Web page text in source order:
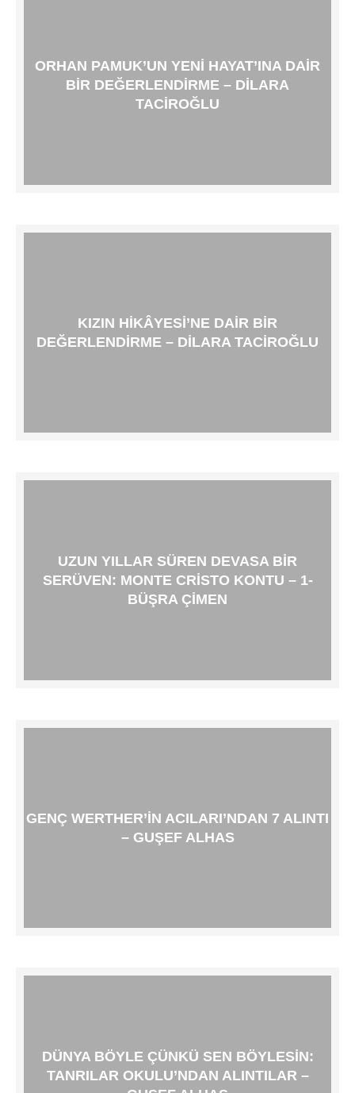
ORHAN PAMUK’UN YENI HAYAT’INA DAIR
BIR DEĞERLENDIRME – DILARA
TACIROĞLU
KIZIN HIKÂYESI’NE DAIR BIR
DEĞERLENDIRME – DILARA TACIROĞLU
UZUN YILLAR SÜREN DEVASA BIR
SERÜVEN: MONTE CRISTO KONTU – 1-
BÜŞRA ÇIMEN
GENÇ WERTHER’IN ACILARI’NDAN 7 ALINTI
– GUŞEF ALHAS
DÜNYA BÖYLE ÇÜNKÜ SEN BÖYLESIN:
TANRILAR OKULU’NDAN ALINTILAR –